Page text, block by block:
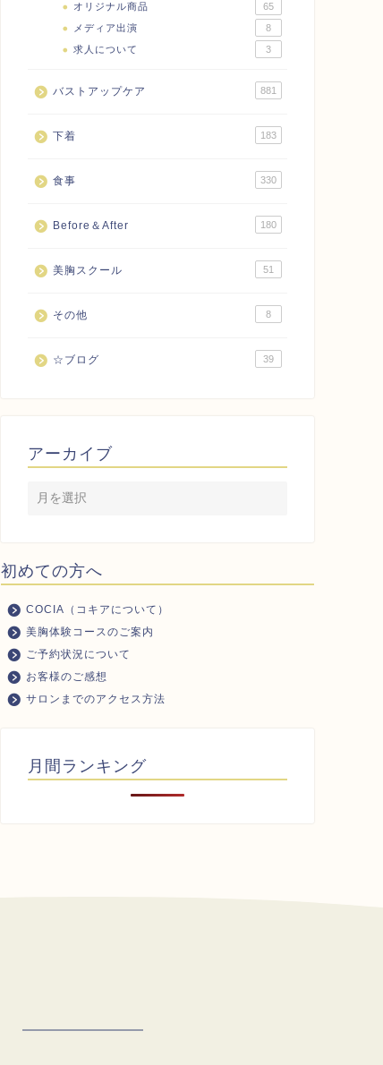
オリジナル商品
65
メディア出演
8
求人について
3
バストアップケア 881
下着 183
食事 330
Before＆After 180
美胸スクール 51
その他 8
☆ブログ 39
アーカイブ
初めての方へ
COCIA（コキアについて）
美胸体験コースのご案内
ご予約状況について
お客様のご感想
サロンまでのアクセス方法
月間ランキング